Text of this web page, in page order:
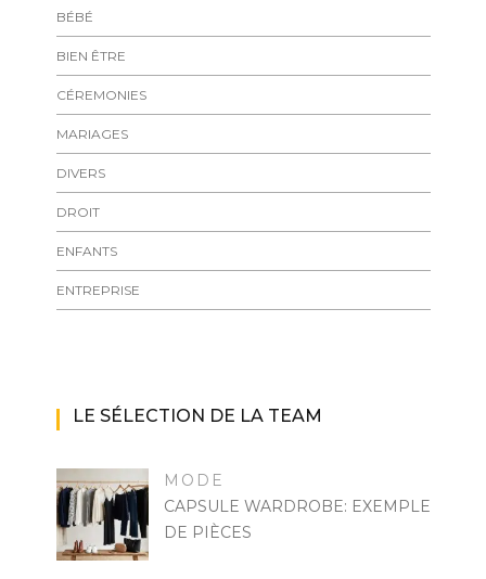
BÉBÉ
BIEN ÊTRE
CÉREMONIES
MARIAGES
DIVERS
DROIT
ENFANTS
ENTREPRISE
LE SÉLECTION DE LA TEAM
MODE
CAPSULE WARDROBE: EXEMPLE
DE PIÈCES